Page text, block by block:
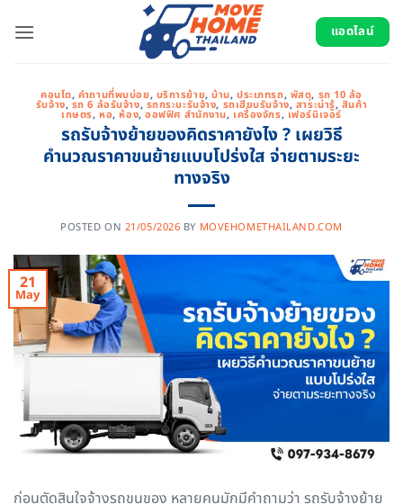
แอดไลน์
คอนโด, คำถามที่พบบ่อย, บริการย้าย,บ้าน,ประเภทรถ, พัสดุ, รถ 10 ล้อ
รับจ้าง, รถ 6 ล้อรับจ้าง, รถกระบะรับจ้าง, รถเฮียบรับจ้าง, สาระน่ารู้, สินค้า
เกษตร, หอ, ห้อง,ออฟฟิศ สำนักงาน, เครื่องจักร, เฟอร์นิเจอร์
รถรับจ้างย้ายของคิดราคายังไง ? เผยวิธี
คำนวณราคาขนย้ายแบบโปร่งใส จ่ายตามระยะ
ทางจริง
POSTED ON 21/05/2026 BY MOVEHOMETHAILAND.COM
21
May
ก่อนตัดสินใจจ้างรถขนของ หลายคนมักมีคำถามว่า รถรับจ้างย้าย